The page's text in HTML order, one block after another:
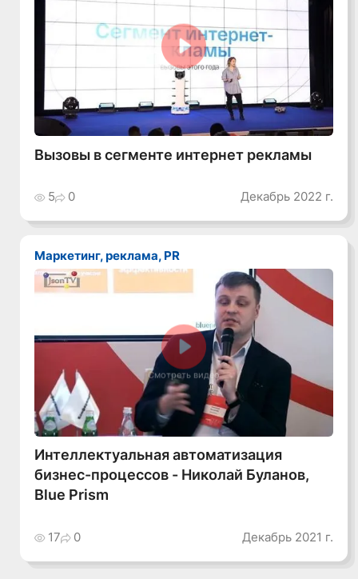
Смотреть видео
Вызовы в сегменте интернет рекламы
5 0 Декабрь 2022 г.
Маркетинг, реклама, PR
Смотреть видео
Интеллектуальная автоматизация
бизнес-процессов - Николай Буланов,
Blue Prism
17 0 Декабрь 2021 г.